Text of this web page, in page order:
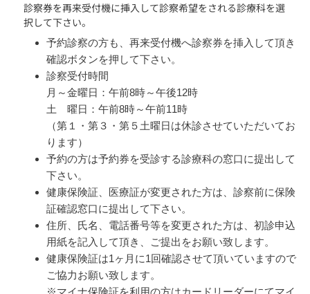
診察券を再来受付機に挿入して診察希望をされる診療科を選
択して下さい。
予約診察の方も、再来受付機へ診察券を挿入して頂き
確認ボタンを押して下さい。
診察受付時間
月～金曜日：午前8時～午後12時
土 曜日：午前8時～午前11時
（第１・第３・第５土曜日は休診させていただいてお
ります）
予約の方は予約券を受診する診療科の窓口に提出して
下さい。
健康保険証、医療証が変更された方は、診察前に保険
証確認窓口に提出して下さい。
住所、氏名、電話番号等を変更された方は、初診申込
用紙を記入して頂き、ご提出をお願い致します。
健康保険証は1ヶ月に1回確認させて頂いていますので
ご協力お願い致します。